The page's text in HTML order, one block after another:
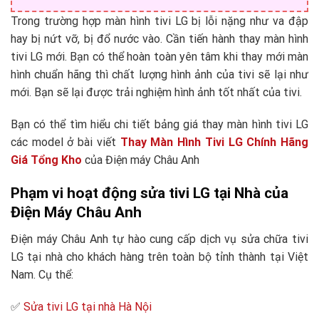
Trong trường hợp màn hình tivi LG bị lỗi nặng như va đập
hay bị nứt vỡ, bị đổ nước vào. Cần tiến hành thay màn hình
tivi LG mới. Bạn có thể hoàn toàn yên tâm khi thay mới màn
hình chuẩn hãng thì chất lượng hình ảnh của tivi sẽ lại như
mới. Bạn sẽ lại được trải nghiệm hình ảnh tốt nhất của tivi.
Bạn có thể tìm hiểu chi tiết bảng giá thay màn hình tivi LG
các model ở bài viết Thay Màn Hình Tivi LG Chính Hãng
Giá Tổng Kho của Điện máy Châu Anh
Phạm vi hoạt động sửa tivi LG tại Nhà của
Điện Máy Châu Anh
Điện máy Châu Anh tự hào cung cấp dịch vụ sửa chữa tivi
LG tại nhà cho khách hàng trên toàn bộ tỉnh thành tại Việt
Nam. Cụ thể:
✅ Sửa tivi LG tại nhà Hà Nội